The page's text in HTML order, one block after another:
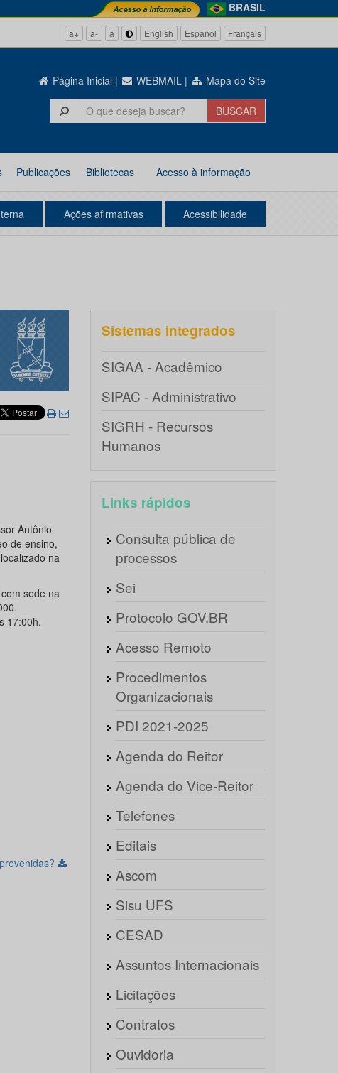
BRASIL
a+ a- a English Español Français
Página Inicial | WEBMAIL | Mapa do Site
Publicações Bibliotecas Acesso à informação
Ações afirmativas Acessibilidade
Antônio
de ensino,
na
sede na
17:00h.
Sistemas integrados
SIGAA - Acadêmico
SIPAC - Administrativo
SIGRH - Recursos
Humanos
Links rápidos
Consulta pública de
processos
Sei
Protocolo GOV.BR
Acesso Remoto
Procedimentos
Organizacionais
PDI 2021-2025
Agenda do Reitor
Agenda do Vice-Reitor
Telefones
Editais
Ascom
Sisu UFS
CESAD
Assuntos Internacionais
Licitações
Contratos
Ouvidoria